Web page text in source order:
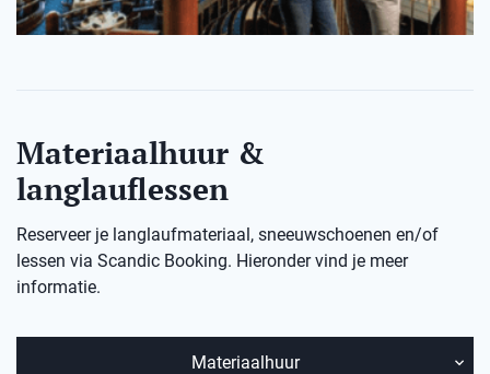
Materiaalhuur &
langlauflessen
Reserveer je langlaufmateriaal, sneeuwschoenen en/of
lessen via Scandic Booking. Hieronder vind je meer
informatie.
Materiaalhuur